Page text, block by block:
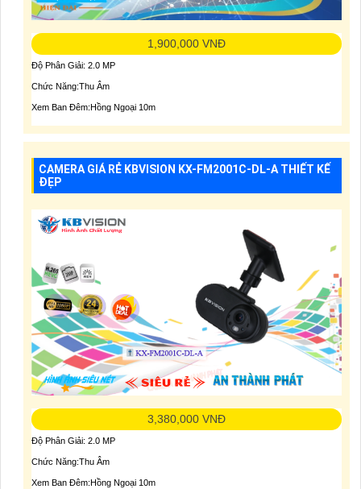
1,900,000 VNĐ
Độ Phân Giải: 2.0 MP
Chức Năng:Thu Âm
Xem Ban Đêm:Hồng Ngoại 10m
CAMERA GIÁ RẺ KBVISION KX-FM2001C-DL-A THIẾT KẾ
ĐẸP
3,380,000 VNĐ
Độ Phân Giải: 2.0 MP
Chức Năng:Thu Âm
Xem Ban Đêm:Hồng Ngoại 10m